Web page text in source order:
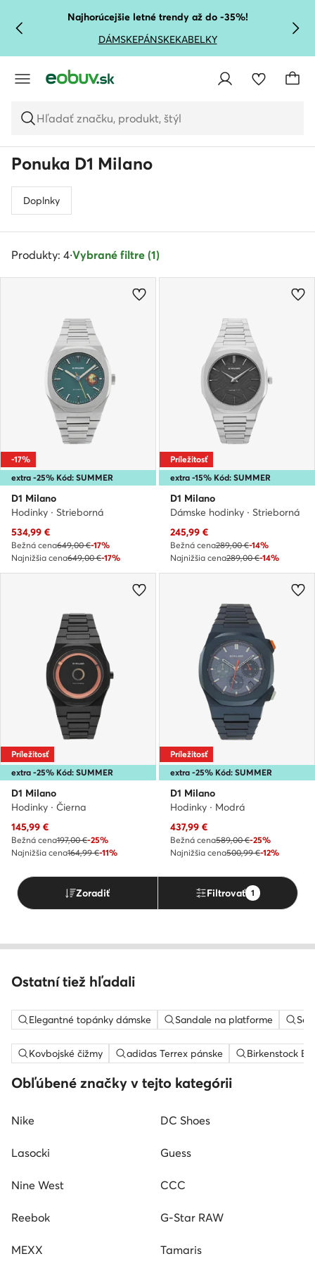
PREJSŤ NA HLAVNÝ OBSAH
PREJSŤ NA VYHĽADÁVANIE
Najhorúcejšie letné trendy až do -35%!
DÁMSKEPÁNSKEKABELKY
Hľadať značku, produkt, štýl
Ponuka D1 Milano
Doplnky
Produkty: 4·Vybrané filtre (1)
extra -25% Kód: SUMMER
-17%
D1 Milano
Hodinky · Strieborná
Aktuálna cena
534,99 €
Bežná cena649,00 €-17%
Najnižšia cena649,00 €-17%
extra -15% Kód: SUMMER
Príležitosť
D1 Milano
Dámske hodinky · Strieborná
Aktuálna cena
245,99 €
Bežná cena289,00 €-14%
Najnižšia cena289,00 €-14%
extra -25% Kód: SUMMER
Príležitosť
D1 Milano
Hodinky · Čierna
Aktuálna cena
145,99 €
Bežná cena197,00 €-25%
Najnižšia cena164,99 €-11%
extra -25% Kód: SUMMER
Príležitosť
D1 Milano
Hodinky · Modrá
Aktuálna cena
437,99 €
Bežná cena589,00 €-25%
Najnižšia cena500,99 €-12%
Zoradiť Filtrovať 1
Ostatní tiež hľadali
Elegantné topánky dámske Sandale na platforme
Kovbojské čižmy adidas Terrex pánske Birkenstock
Obľúbené značky v tejto kategórii
Nike DC Shoes
Lasocki Guess
Nine West CCC
Reebok G-Star RAW
MEXX Tamaris